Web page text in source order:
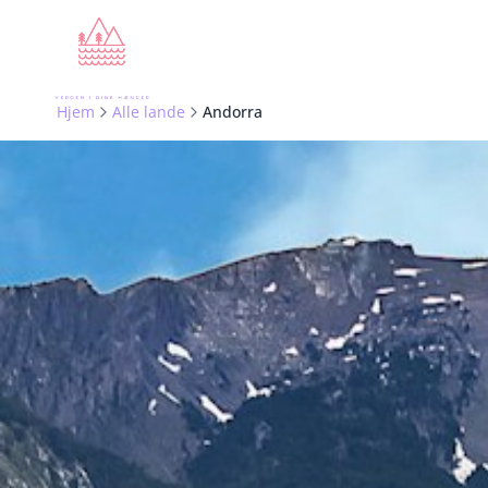
Hjem Alle lande Andorra